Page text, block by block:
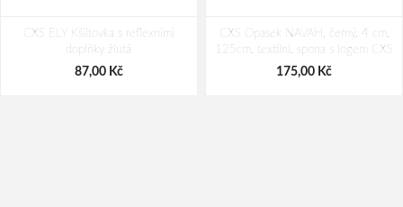
CXS ELY Kšiltovka s reflexními
doplňky žlutá
87,00 Kč
CXS Opasek NAVAH, černý, 4 cm,
125cm, textilní, spona s logem CXS
175,00 Kč